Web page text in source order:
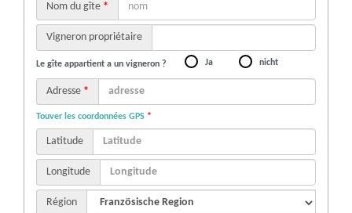
Nom du gîte *
Vigneron propriétaire
Le gîte appartient a un vigneron ? Ja nicht
Adresse *
Touver les coordonnées GPS *
Latitude
Longitude
Région